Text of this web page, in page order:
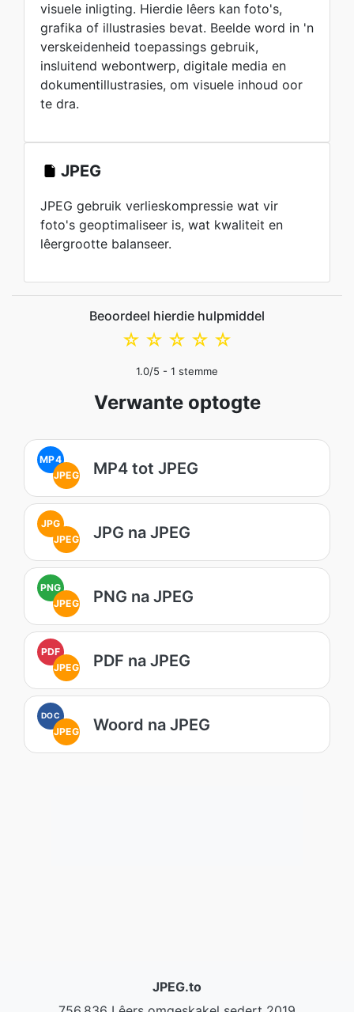
visuele inligting. Hierdie lêers kan foto's,
grafika of illustrasies bevat. Beelde word in 'n
verskeidenheid toepassings gebruik,
insluitend webontwerp, digitale media en
dokumentillustrasies, om visuele inhoud oor
te dra.
JPEG
JPEG gebruik verlieskompressie wat vir
foto's geoptimaliseer is, wat kwaliteit en
lêergrootte balanseer.
Beoordeel hierdie hulpmiddel
☆
☆
☆
☆
☆
1.0/5 - 1 stemme
Verwante optogte
MP4
JPEG
MP4 tot JPEG
JPG
JPEG
JPG na JPEG
PNG
JPEG
PNG na JPEG
PDF
JPEG
PDF na JPEG
DOC
JPEG Woord na JPEG
JPEG.to